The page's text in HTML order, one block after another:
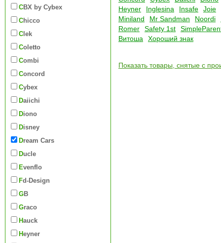
CBX by Cybex
Chicco
Clek
Coletto
Combi
Concord
Cybex
Daiichi
Diono
Disney
Dream Cars
Ducle
Evenflo
Fd-Design
GB
Graco
Hauck
Heyner
Heyner
Inglesina Insafe
Joie
Miniland
Mr Sandman Noordi
Romer
Safety 1st
Витоша
Хороший знак
Показать товары, снятые с